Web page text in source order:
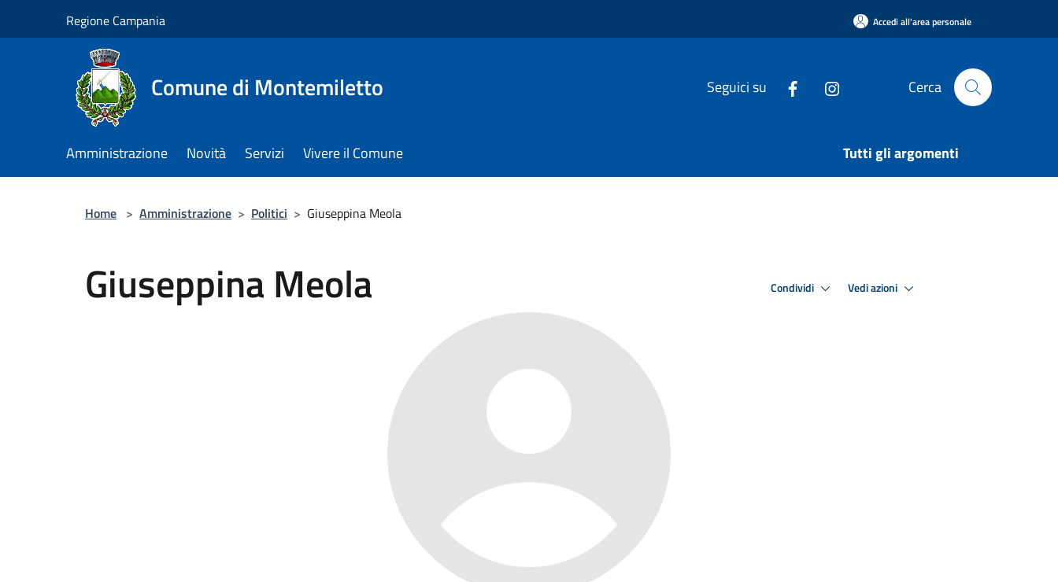
Regione Campania Accedi all'area personale
Comune di Montemiletto Seguici su Cerca
Amministrazione Novità Servizi Vivere il Comune Tutti gli argomenti
Home > Amministrazione > Politici > Giuseppina Meola
Giuseppina Meola Condividi Vedi azioni